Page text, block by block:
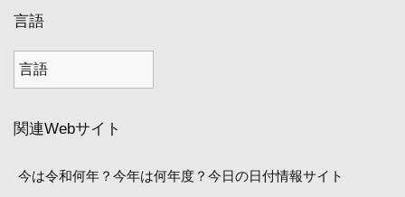
言語
関連Webサイト
今は令和何年？今年は何年度？今日の日付情報サイト